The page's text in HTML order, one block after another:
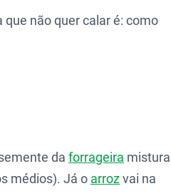
não quer calar é: como
da forrageira
médios). Já o arrozvai na